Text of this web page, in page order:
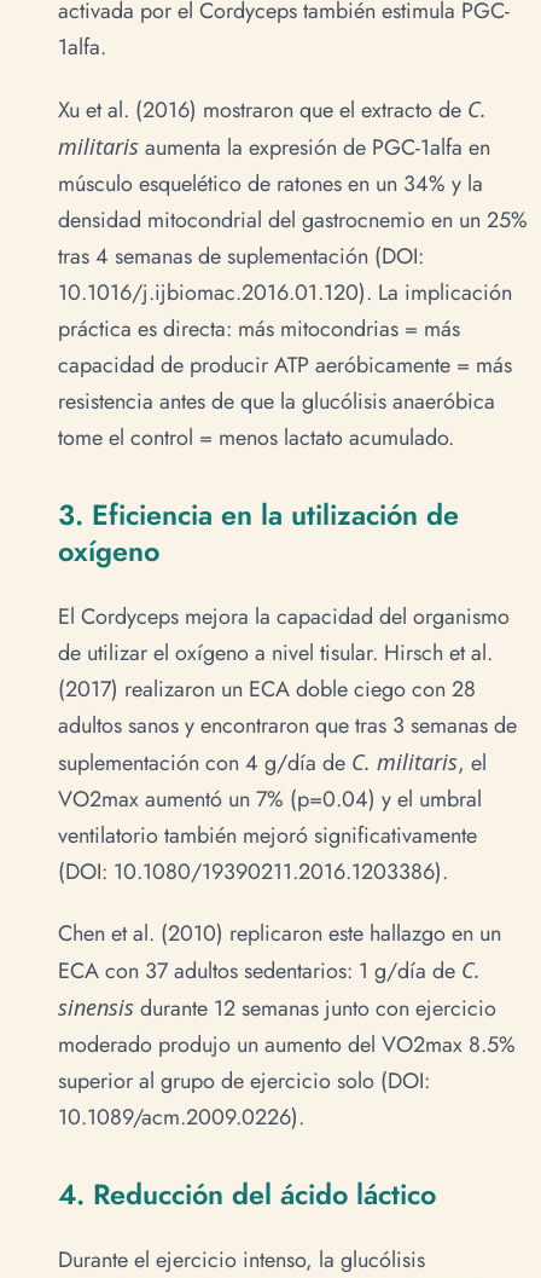
activada por el Cordyceps también estimula PGC-
1alfa.
Xu et al. (2016) mostraron que el extracto de C.
militaris aumenta la expresión de PGC-1alfa en
músculo esquelético de ratones en un 34% y la
densidad mitocondrial del gastrocnemio en un 25%
tras 4 semanas de suplementación (DOI:
10.1016/j.ijbiomac.2016.01.120). La implicación
práctica es directa: más mitocondrias = más
capacidad de producir ATP aeróbicamente = más
resistencia antes de que la glucólisis anaeróbica
tome el control = menos lactato acumulado.
3. Eficiencia en la utilización de
oxígeno
El Cordyceps mejora la capacidad del organismo
de utilizar el oxígeno a nivel tisular. Hirsch et al.
(2017) realizaron un ECA doble ciego con 28
adultos sanos y encontraron que tras 3 semanas de
suplementación con 4 g/día de C. militaris, el
VO2max aumentó un 7% (p=0.04) y el umbral
ventilatorio también mejoró significativamente
(DOI: 10.1080/19390211.2016.1203386).
Chen et al. (2010) replicaron este hallazgo en un
ECA con 37 adultos sedentarios: 1 g/día de C.
sinensis durante 12 semanas junto con ejercicio
moderado produjo un aumento del VO2max 8.5%
superior al grupo de ejercicio solo (DOI:
10.1089/acm.2009.0226).
4. Reducción del ácido láctico
Durante el ejercicio intenso, la glucólisis